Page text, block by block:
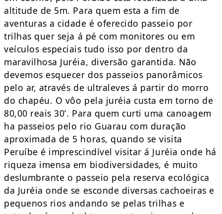
altitude de 5m. Para quem esta a fim de
aventuras a cidade é oferecido passeio por
trilhas quer seja á pé com monitores ou em
veículos especiais tudo isso por dentro da
maravilhosa Juréia, diversão garantida. Não
devemos esquecer dos passeios panorâmicos
pelo ar, através de ultraleves á partir do morro
do chapéu. O vôo pela juréia custa em torno de
80,00 reais 30’. Para quem curti uma canoagem
ha passeios pelo rio Guarau com duração
aproximada de 5 horas, quando se visita
Peruíbe é imprescindível visitar á Juréia onde há
riqueza imensa em biodiversidades, é muito
deslumbrante o passeio pela reserva ecológica
da Juréia onde se esconde diversas cachoeiras e
pequenos rios andando se pelas trilhas e